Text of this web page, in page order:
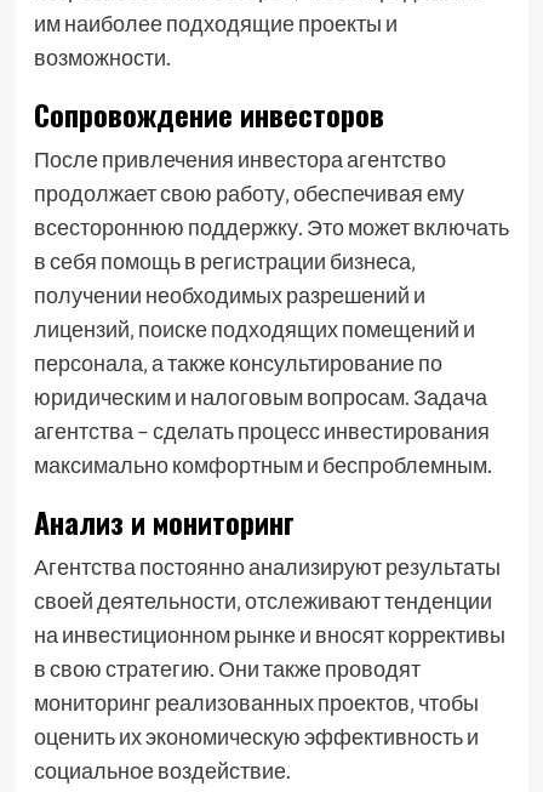
им наиболее подходящие проекты и
возможности.
Сопровождение инвесторов
После привлечения инвестора агентство
продолжает свою работу‚ обеспечивая ему
всестороннюю поддержку. Это может включать
в себя помощь в регистрации бизнеса‚
получении необходимых разрешений и
лицензий‚ поиске подходящих помещений и
персонала‚ а также консультирование по
юридическим и налоговым вопросам. Задача
агентства – сделать процесс инвестирования
максимально комфортным и беспроблемным.
Анализ и мониторинг
Агентства постоянно анализируют результаты
своей деятельности‚ отслеживают тенденции
на инвестиционном рынке и вносят коррективы
в свою стратегию. Они также проводят
мониторинг реализованных проектов‚ чтобы
оценить их экономическую эффективность и
социальное воздействие.